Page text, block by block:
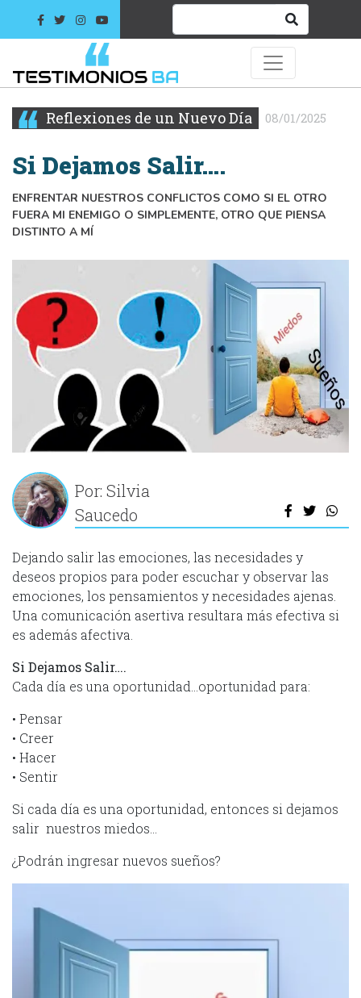
Reflexiones de un Nuevo Día 08/01/2025
Si Dejamos Salir….
ENFRENTAR NUESTROS CONFLICTOS COMO SI EL OTRO
FUERA MI ENEMIGO O SIMPLEMENTE, OTRO QUE PIENSA
DISTINTO A MÍ
Por: Silvia
Saucedo
Dejando salir las emociones, las necesidades y
deseos propios para poder escuchar y observar las
emociones, los pensamientos y necesidades ajenas.
Una comunicación asertiva resultara más efectiva si
es además afectiva.
Si Dejamos Salir….
Cada día es una oportunidad…oportunidad para:
• Pensar
• Creer
• Hacer
• Sentir
Si cada día es una oportunidad, entonces si dejamos
salir nuestros miedos…
¿Podrán ingresar nuevos sueños?